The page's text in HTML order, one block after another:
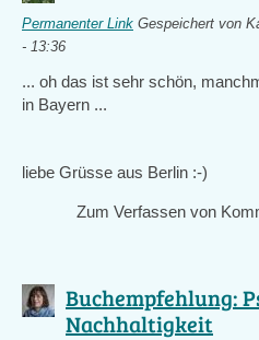
Permanenter Link Gespeichert von
- 13:36
... oh das ist sehr schön,
in Bayern ...
liebe Grüsse aus Berlin :-)
Zum Verfassen von
Buchempfehlung:
Nachhaltigkeit